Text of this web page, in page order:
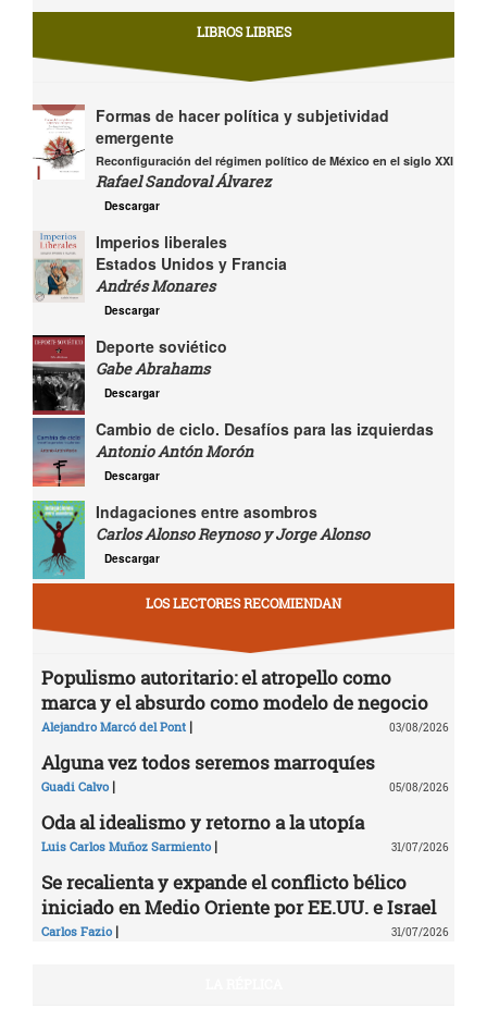
LIBROS LIBRES
Formas de hacer política y subjetividad
emergente
Reconfiguración del régimen político de México en el siglo XXI
Rafael Sandoval Álvarez
Descargar
Imperios liberales
Estados Unidos y Francia
Andrés Monares
Descargar
Deporte soviético
Gabe Abrahams
Descargar
Cambio de ciclo. Desafíos para las izquierdas
Antonio Antón Morón
Descargar
Indagaciones entre asombros
Carlos Alonso Reynoso y Jorge Alonso
Descargar
LOS LECTORES RECOMIENDAN
Populismo autoritario: el atropello como
marca y el absurdo como modelo de negocio
Alejandro Marcó del Pont | 03/08/2026
Alguna vez todos seremos marroquíes
Guadi Calvo | 05/08/2026
Oda al idealismo y retorno a la utopía
Luis Carlos Muñoz Sarmiento | 31/07/2026
Se recalienta y expande el conflicto bélico
iniciado en Medio Oriente por EE.UU. e Israel
Carlos Fazio | 31/07/2026